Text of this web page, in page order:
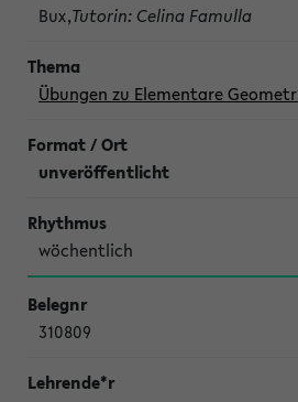
Bux,Tutorin: Celina Famulla
Übungen zu Elementare
unveröffentlicht
wöchentlich
310809